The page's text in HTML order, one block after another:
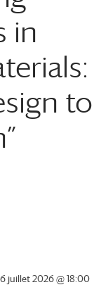
in
to
juillet 2026 @ 18:00